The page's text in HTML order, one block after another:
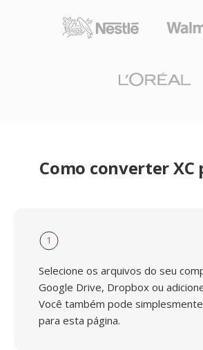
Como converter XC
1
Selecione os arquivos do seu
Google Drive, Dropbox ou
Você também pode
para esta página.